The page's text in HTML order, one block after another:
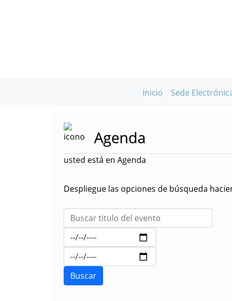
Inicio Sede
Agenda
usted está en Agenda
Despliegue las opciones de búsqueda